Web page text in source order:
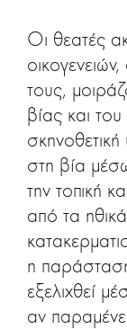
Οι θεατές
τους,
βίας και
στη βία
την τοπική
από τα
η
εξελιχθεί
αν